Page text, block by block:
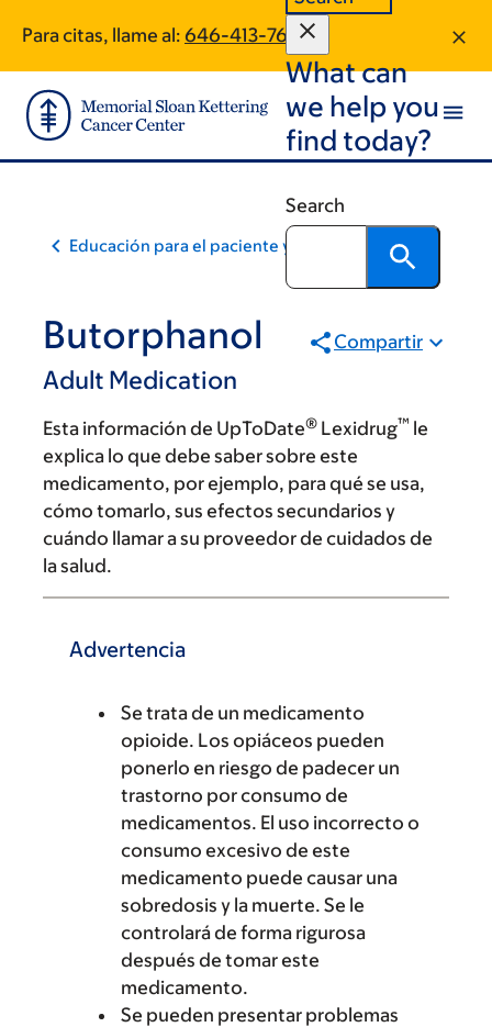
main
content
footer
Para citas, llame al: 646-413-7691
What can
we help you
find today?
Search
Educación para el paciente y la comunidad
Butorphanol
Adult Medication
Compartir
Esta información de UpToDate® Lexidrug™ le
explica lo que debe saber sobre este
medicamento, por ejemplo, para qué se usa,
cómo tomarlo, sus efectos secundarios y
cuándo llamar a su proveedor de cuidados de
la salud.
Advertencia
Se trata de un medicamento
opioide. Los opiáceos pueden
ponerlo en riesgo de padecer un
trastorno por consumo de
medicamentos. El uso incorrecto o
consumo excesivo de este
medicamento puede causar una
sobredosis y la muerte. Se le
controlará de forma rigurosa
después de tomar este
medicamento.
Se pueden presentar problemas